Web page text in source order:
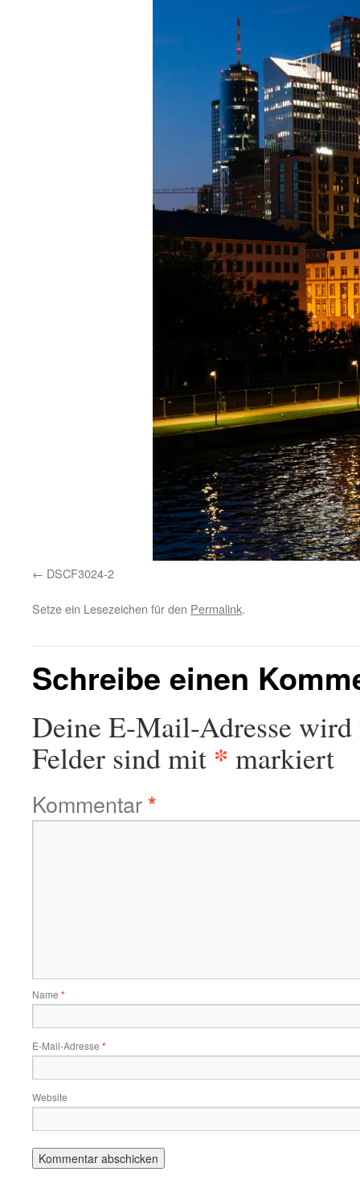
DSCF3024-2
Setze ein Lesezeichen für den Permalink.
Schreibe einen
Deine E-Mail-Adresse
Felder sind mit * markiert
Kommentar*
Name *
E-Mail-Adresse *
Website